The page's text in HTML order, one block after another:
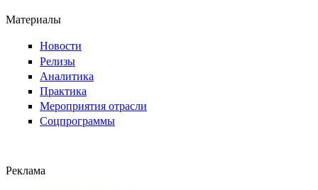
Материалы
Новости
Релизы
Аналитика
Практика
Мероприятия отрасли
Соцпрограммы
Реклама